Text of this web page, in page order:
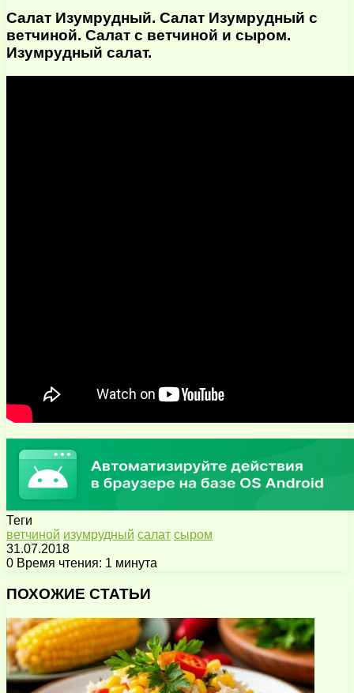
Салат Изумрудный. Салат Изумрудный с
ветчиной. Салат с ветчиной и сыром.
Изумрудный салат.
Теги
ветчиной изумрудный салат сыром
31.07.2018
0 Время чтения: 1 минута
через
почту
ПОХОЖИЕ СТАТЬИ